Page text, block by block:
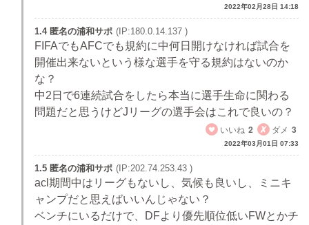
2022年02月28日 14:18
1.4 匿名の浦和サポ (IP:180.0.14.137 )
FIFAでもAFCでも規約に中何日開けなければ試合を
開催出来ないという様な選手を守る規約はないのか
な？
中2日で6連続試合をしたら本当に選手生命に関わる
問題だと思うけどJリーグの選手会はこれで良いの？
いいね 2 ダメ 3
2022年03月01日 07:33
1.5 匿名の浦和サポ (IP:202.74.253.43 )
acl期間中はリーグもないし、気候も良いし、ミニキ
ャンプだと思えばいいんじゃない？
ベンチにいるだけで、DFより優先順位低いFWとかチ